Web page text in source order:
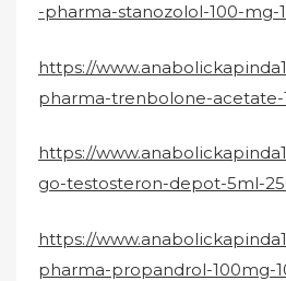
-pharma-stanozolol-100-mg-
https://
pharma-trenbolone-acetate-
https://
go-testosteron-depot-5ml-
https://
pharma-propandrol-100mg-